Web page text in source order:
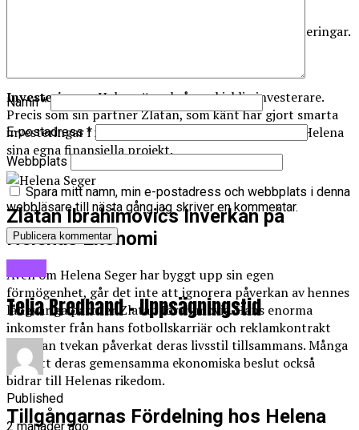
affärsprojekt och är känd för sina strategiska investeringar.
Investeringar:Helena är också en skicklig investerare.
Precis som sin partner Zlatan, som känt har gjort smarta
investeringar i fastigheter och andra områden, har Helena
sina egna finansiella projekt.
Zlatan Ibrahimovićs Inverkan på
Helenas Ekonomi
Även om Helena Seger har byggt upp sin egen
förmögenhet, går det inte att ignorera påverkan av hennes
långvariga partner Zlatan Ibrahimović. Hans enorma
inkomster från hans fotbollskarriär och reklamkontrakt
har utan tvekan påverkat deras livsstil tillsammans. Många
tror att deras gemensamma ekonomiska beslut också
bidrar till Helenas rikedom.
Tillgångarnas Fördelning hos Helena
Namn*
E-postadress*
Webbplats
Spara mitt namn, min e-postadress och webbplats i denna
webbläsare till nästa gång jag skriver en kommentar.
Telia Bredband – Uppsägningstid
Published
2 månader ago